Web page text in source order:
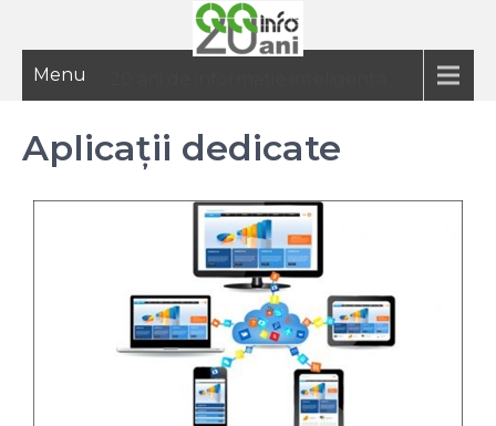
Menu
Aplicații dedicate